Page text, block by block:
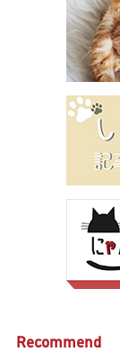
Recommend